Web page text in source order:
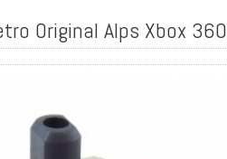
Original Alps Xbox 360